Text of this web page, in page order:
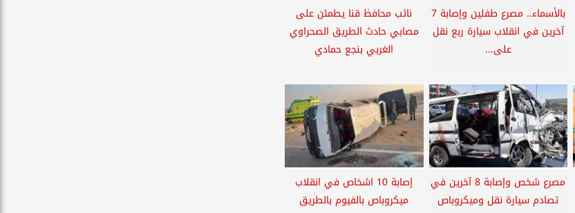
بالأسماء.. مصرع طفلين وإصابة 7
آخرين في انقلاب سيارة ربع نقل
على...
نائب محافظ قنا يطمئن على
مصابي حادث الطريق الصحراوي
الغربي بنجع حمادي
مصرع شخص وإصابة 8 آخرين في
تصادم سيارة نقل وميكروباص
إصابة 10 اشخاص في انقلاب
ميكروباص بالفيوم بالطريق